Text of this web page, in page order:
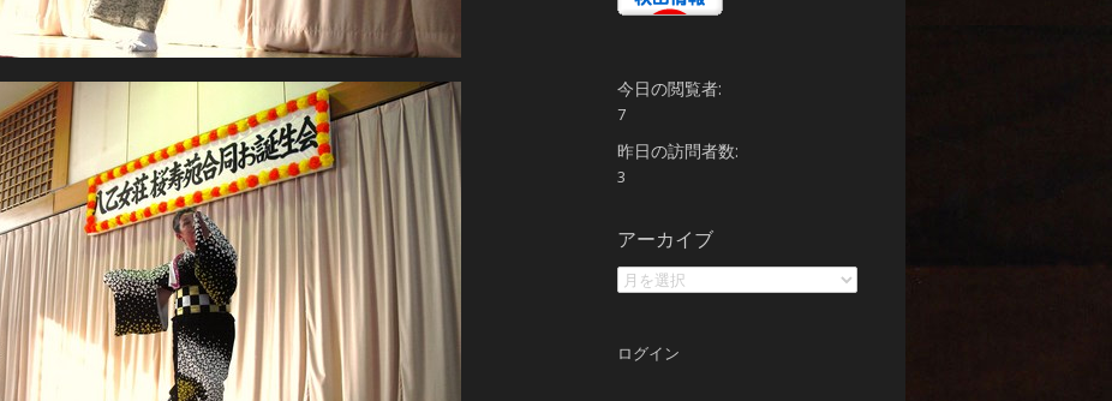
今日の閲覧者:
7
昨日の訪問者数:
3
アーカイブ
ア
ー
カ
ログイン